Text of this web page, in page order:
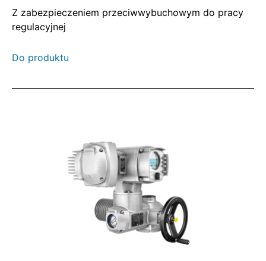
Z zabezpieczeniem przeciwwybuchowym do pracy
regulacyjnej
Do produktu